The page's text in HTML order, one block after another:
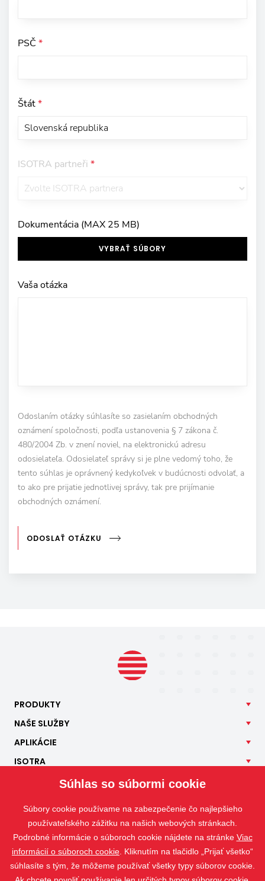
PSČ *
Štát*
ISOTRA partneři *
Dokumentácia (MAX 25 MB)
VYBRAŤ SÚBORY
Vaša otázka
Odoslaním otázky súhlasíte so zasielaním obchodných
oznámení spoločnosti, podľa ustanovenia § 7 zákona č.
480/2004 Zb. v znení noviel, na elektronickú adresu
odosielateľa. Odosielateľ správy si je plne vedomý toho, že
tento súhlas je oprávnený kedykoľvek v budúcnosti odvolať, a
to ako pre prijatie jednotlivej správy, tak pre prijímanie
obchodných oznámení.
ODOSLAŤ OTÁZKU
PRODUKTY
NAŠE SLUŽBY
APLIKÁCIE
ISOTRA
Súhlas so súbormi cookie
Súbory cookie používame na zabezpečenie čo najlepšieho
používateľského zážitku na našich webových stránkach.
Podrobné informácie o súboroch cookie nájdete na stránke Viac
informácií o súboroch cookie . Kliknutím na tlačidlo „Prijať všetko“
súhlasíte s tým, že môžeme používať všetky typy súborov cookie.